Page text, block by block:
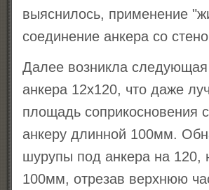
выяснилось, применение
соединение анкера со
Далее возникла
анкера 12x120, что даже
площадь соприкосновения
анкеру длинной 100мм.
шурупы под анкера на 120,
100мм, отрезав верхнюю